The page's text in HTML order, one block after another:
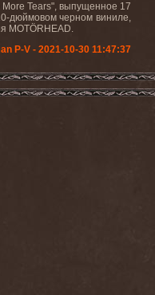
More Tears", выпущенное 17
дюймовом черном виниле,
MOTÖRHEAD.
P-V - 2021-10-30 11:47:37